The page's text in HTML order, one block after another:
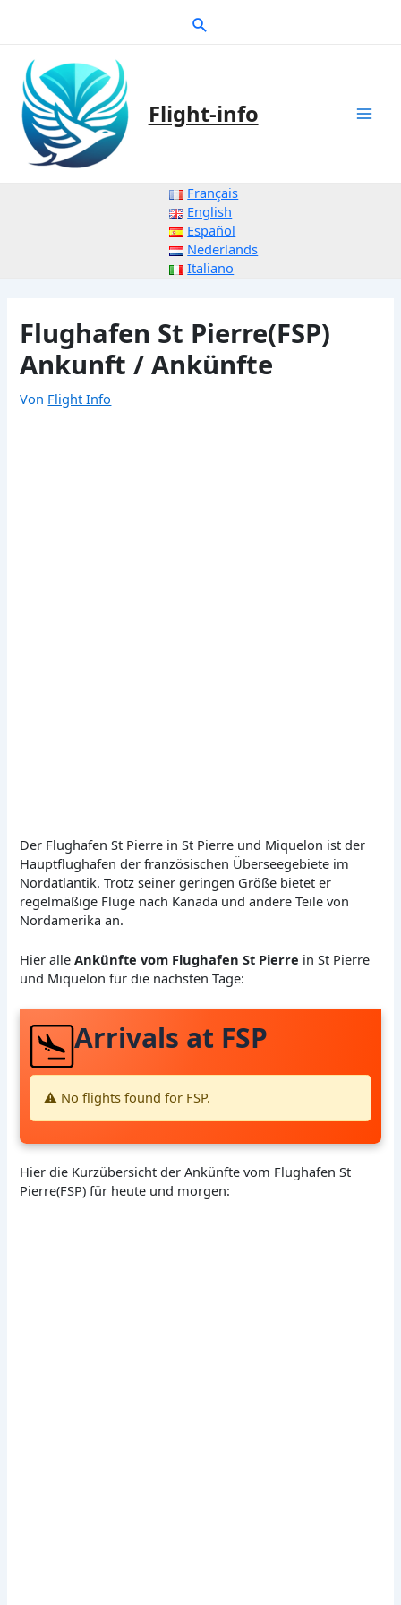
Suche
Flight-info
Français
English
Español
Nederlands
Italiano
Flughafen St Pierre(FSP)
Ankunft / Ankünfte
Von Flight Info
Der Flughafen St Pierre in St Pierre und Miquelon ist der
Hauptflughafen der französischen Überseegebiete im
Nordatlantik. Trotz seiner geringen Größe bietet er
regelmäßige Flüge nach Kanada und andere Teile von
Nordamerika an.
Hier alleAnkünfte vom Flughafen St Pierre in St Pierre
und Miquelon für die nächsten Tage:
Arrivals at FSP
⚠️ No flights found for FSP.
Hier die Kurzübersicht der Ankünfte vom Flughafen St
Pierre(FSP) für heute und morgen: